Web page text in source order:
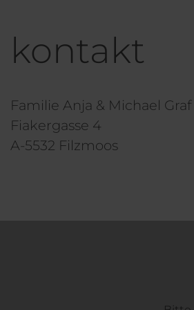
kontakt
Familie Anja & Michael Graf
Fiakergasse 4
A-5532 Filzmoos